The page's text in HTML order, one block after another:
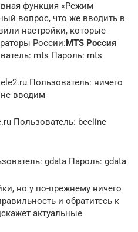
функция «Режим
вопрос, что же вводить в
настройки, которые
России:MTS Россия
mts Пароль: mts
Пользователь: ничего
вводим
Пользователь: beeline
gdata Пароль: gdata
но у по-прежнему ничего
и обратитесь к
актуальные